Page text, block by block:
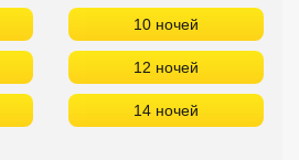
АВИАБИЛЕТОВ
в WhatsApp на ваши даты